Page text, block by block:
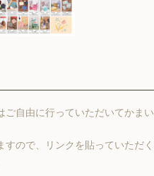
ご自由に行っていただいてかまい
ので、リンクを貼っていただく